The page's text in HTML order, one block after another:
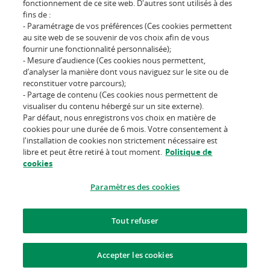
Suivez-nous sur
change
Conditions d'utilisation du site
Politique des cookies
Informations juridiques
Protection des données
fonctionnement de ce site web. D'autres sont utilisés à des
fins de :
- Paramétrage de vos préférences (Ces cookies permettent
au site web de se souvenir de vos choix afin de vous
fournir une fonctionnalité personnalisée);
- Mesure d’audience (Ces cookies nous permettent,
d’analyser la manière dont vous naviguez sur le site ou de
reconstituer votre parcours);
- Partage de contenu (Ces cookies nous permettent de
visualiser du contenu hébergé sur un site externe).
Par défaut, nous enregistrons vos choix en matière de
cookies pour une durée de 6 mois. Votre consentement à
l'installation de cookies non strictement nécessaire est
libre et peut être retiré à tout moment. Politique de
cookies
Paramètres des cookies
Tout refuser
Accepter les cookies